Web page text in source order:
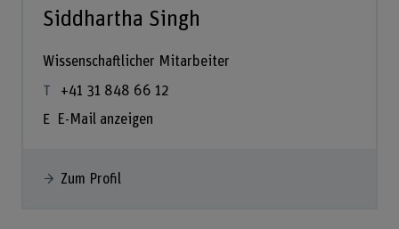
Siddhartha Singh
Wissenschaftlicher Mitarbeiter
+41 31 848 66 12
E-Mail anzeigen
Zum Profil